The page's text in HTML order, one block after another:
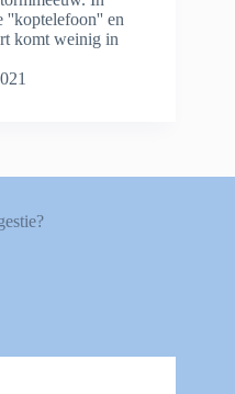
''koptelefoon'' en
komt weinig in